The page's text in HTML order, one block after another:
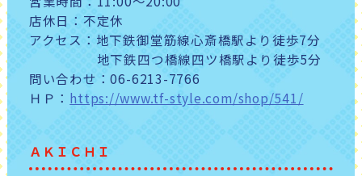
店休日：不定休
アクセス：地下鉄御堂筋線心斎橋駅より徒歩7分
地下鉄四つ橋線四ツ橋駅より徒歩5分
問い合わせ：06-6213-7766
ＨＰ： https://www.tf-style.com/shop/541/
ＡＫＩＣＨＩ